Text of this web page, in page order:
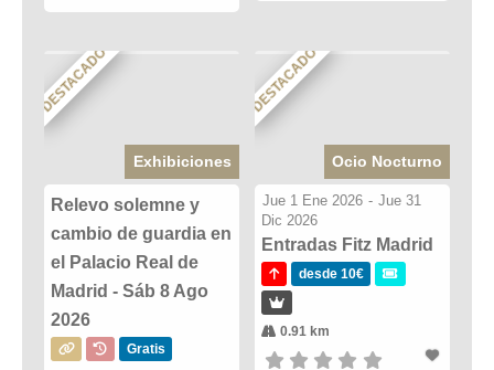
DESTACADO
Exhibiciones
Relevo solemne y
cambio de guardia en
el Palacio Real de
Madrid - Sáb 8 Ago
2026
Gratis
DESTACADO
Ocio Nocturno
Jue 1 Ene 2026 - Jue 31
Dic 2026
Entradas Fitz Madrid
desde 10€
0.91 km